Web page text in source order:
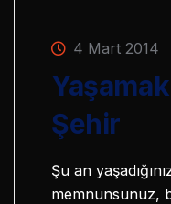
4 Mart 2014
Şehir
Şu an
memnunsunuz,